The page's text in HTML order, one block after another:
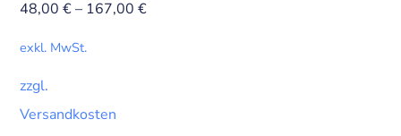
48,00€– 167,00€
exkl. MwSt.
zzgl.
Versandkosten